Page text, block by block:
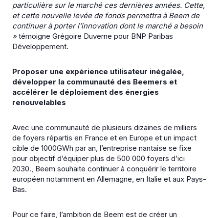
particulière sur le marché ces dernières années. Cette,
et cette nouvelle levée de fonds permettra à Beem de
continuer à porter l’innovation dont le marché a besoin
» témoigne Grégoire Duverne pour BNP Paribas
Développement.
Proposer une expérience utilisateur inégalée,
développer la communauté des Beemers et
accélérer le déploiement des énergies
renouvelables
Avec une communauté de plusieurs dizaines de milliers
de foyers répartis en France et en Europe et un impact
cible de 1000GWh par an, l’entreprise nantaise se fixe
pour objectif d’équiper plus de 500 000 foyers d’ici
2030., Beem souhaite continuer à conquérir le territoire
européen notamment en Allemagne, en Italie et aux Pays-
Bas.
Pour ce faire, l’ambition de Beem est de créer un